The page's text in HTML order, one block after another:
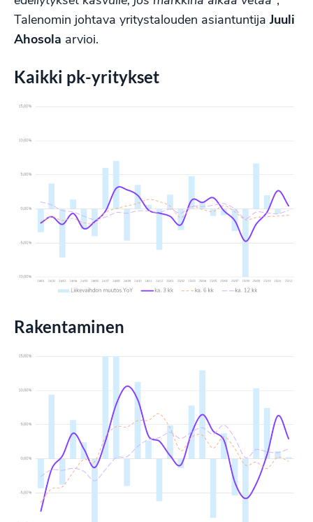
Talenomin johtava yritystalouden asiantuntija Juuli
Ahosola arvioi.
Kaikki pk-yritykset
Rakentaminen